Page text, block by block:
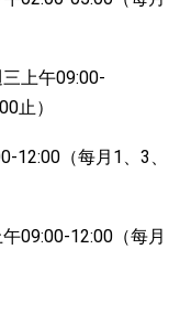
上午09:00-
止）
12:00（每月1、3、
09:00-12:00（每月